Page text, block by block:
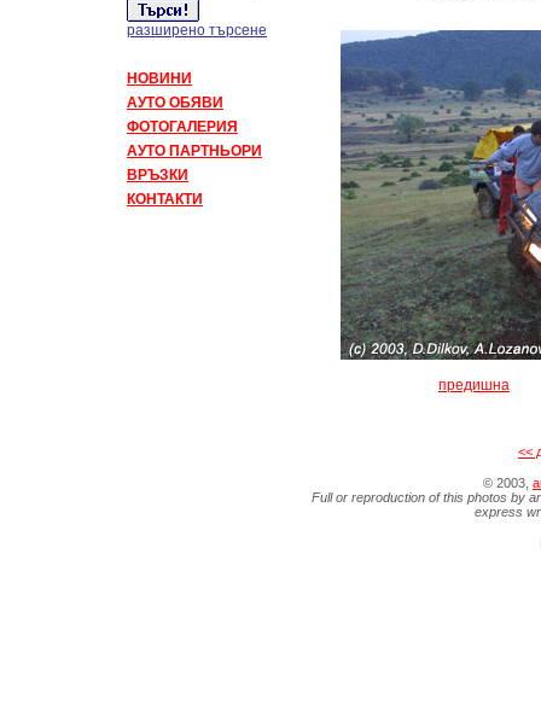
разширено търсене
НОВИНИ
АУТО ОБЯВИ
ФОТОГАЛЕРИЯ
АУТО ПАРТНЬОРИ
ВРЪЗКИ
КОНТАКТИ
предишна
<<
© 2003,
Full or reproduction of this photos by
express